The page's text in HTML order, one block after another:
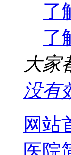
了
了
大家
没有
网站